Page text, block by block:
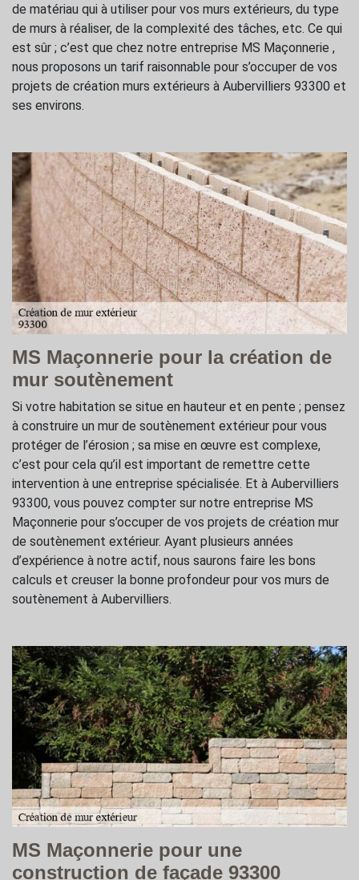
de matériau qui à utiliser pour vos murs extérieurs, du type
de murs à réaliser, de la complexité des tâches, etc. Ce qui
est sûr ; c’est que chez notre entreprise MS Maçonnerie ,
nous proposons un tarif raisonnable pour s’occuper de vos
projets de création murs extérieurs à Aubervilliers 93300 et
ses environs.
MS Maçonnerie pour la création de
mur soutènement
Si votre habitation se situe en hauteur et en pente ; pensez
à construire un mur de soutènement extérieur pour vous
protéger de l’érosion ; sa mise en œuvre est complexe,
c’est pour cela qu’il est important de remettre cette
intervention à une entreprise spécialisée. Et à Aubervilliers
93300, vous pouvez compter sur notre entreprise MS
Maçonnerie pour s’occuper de vos projets de création mur
de soutènement extérieur. Ayant plusieurs années
d’expérience à notre actif, nous saurons faire les bons
calculs et creuser la bonne profondeur pour vos murs de
soutènement à Aubervilliers.
MS Maçonnerie pour une
construction de façade 93300